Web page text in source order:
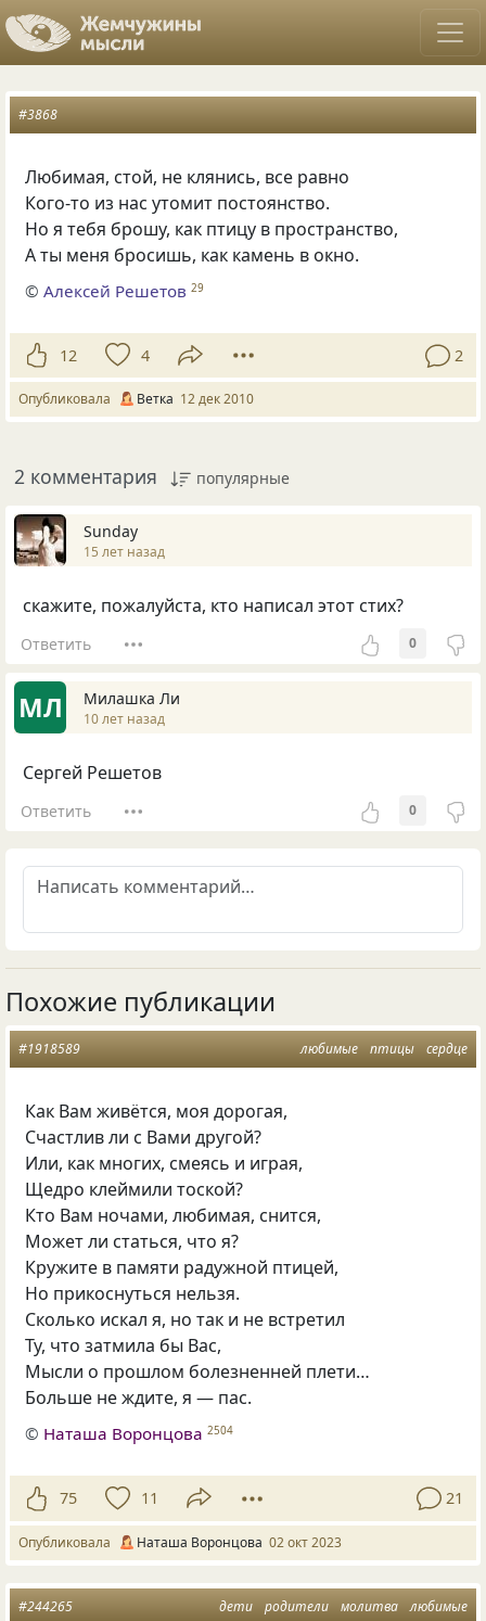
#3868
Любимая, стой, не клянись, все равно
Кого-то из нас утомит постоянство.
Но я тебя брошу, как птицу в пространство,
А ты меня бросишь, как камень в окно.
©Алексей Решетов 29
12 4 2
Опубликовала Ветка 12 дек 2010
2 комментария популярные
Sunday
15 лет назад
скажите, пожалуйста, кто написал этот стих?
Ответить 0
МЛ Милашка Ли
10 лет назад
Сергей Решетов
Ответить 0
Похожие публикации
любимые птицы сердце
#1918589
Как Вам живётся, моя дорогая,
Счастлив ли с Вами другой?
Или, как многих, смеясь и играя,
Щедро клеймили тоской?
Кто Вам ночами, любимая, снится,
Может ли статься, что я?
Кружите в памяти радужной птицей,
Но прикоснуться нельзя.
Сколько искал я, но так и не встретил
Ту, что затмила бы Вас,
Мысли о прошлом болезненней плети…
Больше не ждите, я — пас.
© Наташа Воронцова 2504
75 11 21
Опубликовала Наташа Воронцова 02 окт 2023
дети родители молитва любимые
#244265